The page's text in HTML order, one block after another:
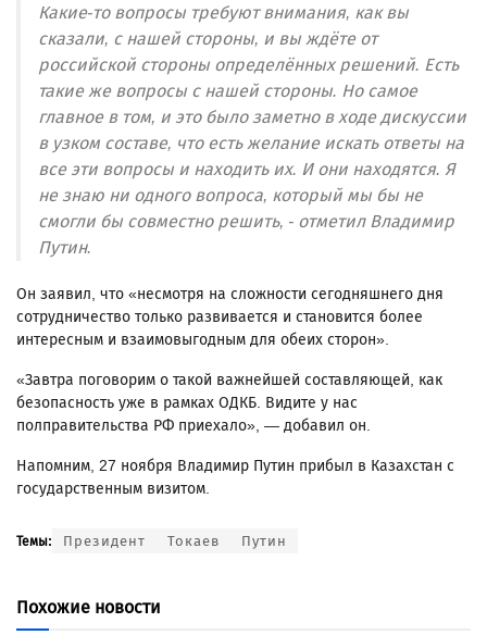
Какие-то вопросы требуют внимания, как вы
сказали, с нашей стороны, и вы ждёте от
российской стороны определённых решений. Есть
такие же вопросы с нашей стороны. Но самое
главное в том, и это было заметно в ходе дискуссии
в узком составе, что есть желание искать ответы на
все эти вопросы и находить их. И они находятся. Я
не знаю ни одного вопроса, который мы бы не
смогли бы совместно решить, - отметил Владимир
Путин.
Он заявил, что «несмотря на сложности сегодняшнего дня
сотрудничество только развивается и становится более
интересным и взаимовыгодным для обеих сторон».
«Завтра поговорим о такой важнейшей составляющей, как
безопасность уже в рамках ОДКБ. Видите у нас
полправительства РФ приехало», — добавил он.
Напомним, 27 ноября Владимир Путин прибыл в Казахстан с
государственным визитом.
Темы: Президент Токаев Путин
Похожие новости